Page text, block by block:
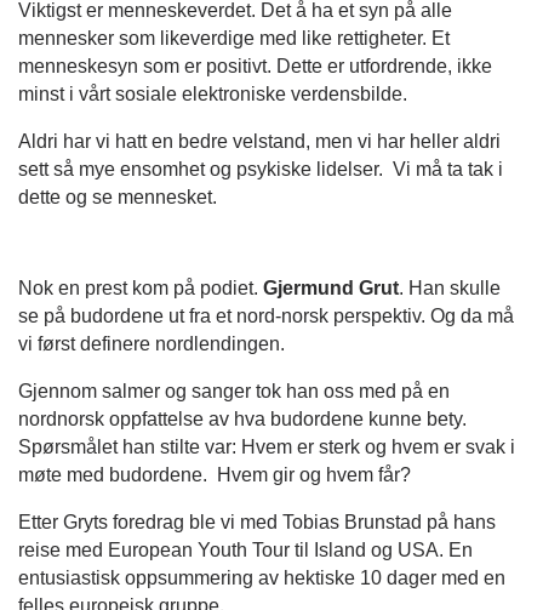
Viktigst er menneskeverdet. Det å ha et syn på alle
mennesker som likeverdige med like rettigheter. Et
menneskesyn som er positivt. Dette er utfordrende, ikke
minst i vårt sosiale elektroniske verdensbilde.
Aldri har vi hatt en bedre velstand, men vi har heller aldri
sett så mye ensomhet og psykiske lidelser. Vi må ta tak i
dette og se mennesket.
Nok en prest kom på podiet. Gjermund Grut. Han skulle
se på budordene ut fra et nord-norsk perspektiv. Og da må
vi først definere nordlendingen.
Gjennom salmer og sanger tok han oss med på en
nordnorsk oppfattelse av hva budordene kunne bety.
Spørsmålet han stilte var: Hvem er sterk og hvem er svak i
møte med budordene. Hvem gir og hvem får?
Etter Gryts foredrag ble vi med Tobias Brunstad på hans
reise med European Youth Tour til Island og USA. En
entusiastisk oppsummering av hektiske 10 dager med en
felles europeisk gruppe.